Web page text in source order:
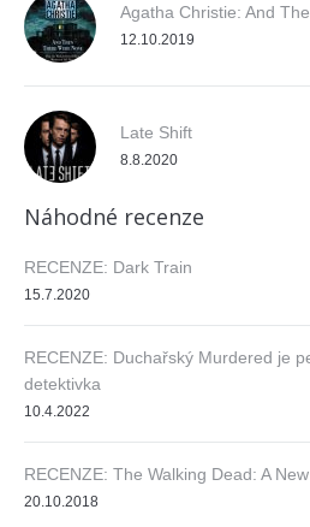
Agatha Christie: And
12.10.2019
Late Shift
8.8.2020
Náhodné recenze
RECENZE: Dark Train
15.7.2020
RECENZE: Duchařský Murdered je
detektivka
10.4.2022
RECENZE: The Walking Dead: A
20.10.2018